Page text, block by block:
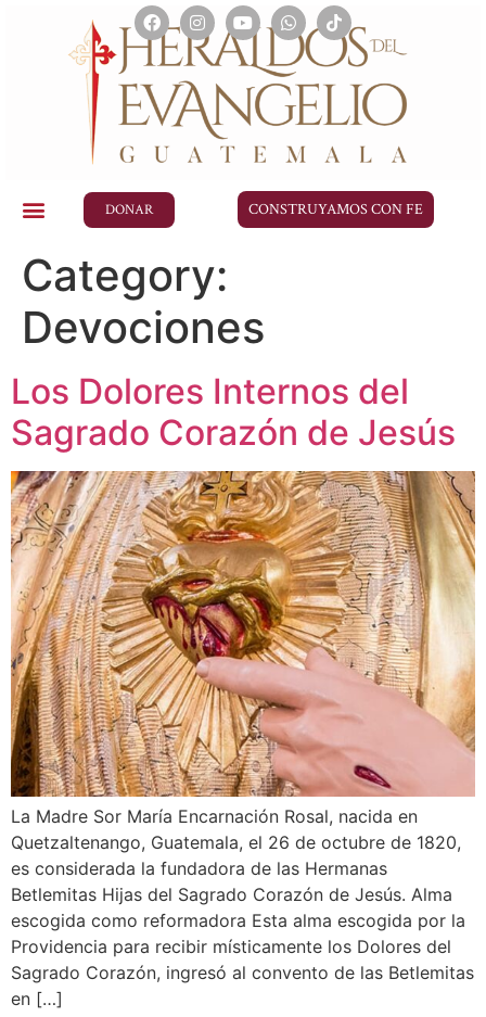
DONAR CONSTRUYAMOS CON FE
Category:
Devociones
Los Dolores Internos del
Sagrado Corazón de Jesús
La Madre Sor María Encarnación Rosal, nacida en
Quetzaltenango, Guatemala, el 26 de octubre de 1820,
es considerada la fundadora de las Hermanas
Betlemitas Hijas del Sagrado Corazón de Jesús. Alma
escogida como reformadora Esta alma escogida por la
Providencia para recibir místicamente los Dolores del
Sagrado Corazón, ingresó al convento de las Betlemitas
en […]